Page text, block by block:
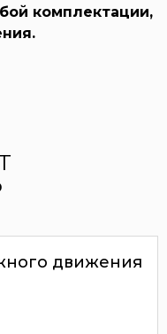
комплектации,
движения